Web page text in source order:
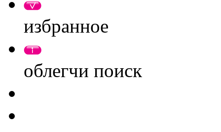
избранное
облегчи поиск